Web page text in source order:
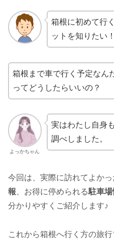
箱根に初めて行
ットを知りたい！
箱根まで車で行く予定なん
ってどうしたらいいの？
よっかちゃん
実はわたし自身
調べしました。
今回は、実際に訪れてよかっ
報 、お得に停められる駐車場
分かりやすくご紹介します♪
これから箱根へ行く方の旅